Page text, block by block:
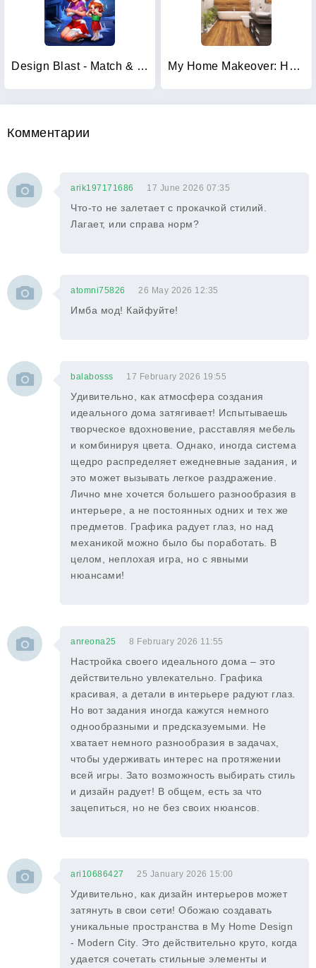
Design Blast - Match & Home My Home Makeover: House Design
Комментарии
arik197171686 17 June 2026 07:35
Что-то не залетает с прокачкой стилий.
Лагает, или справа норм?
atomni75826 26 May 2026 12:35
Имба мод! Кайфуйте!
balabosss 17 February 2026 19:55
Удивительно, как атмосфера создания
идеального дома затягивает! Испытываешь
творческое вдохновение, расставляя мебель
и комбинируя цвета. Однако, иногда система
щедро распределяет ежедневные задания, и
это может вызывать легкое раздражение.
Лично мне хочется большего разнообразия в
интерьере, а не постоянных одних и тех же
предметов. Графика радует глаз, но над
механикой можно было бы поработать. В
целом, неплохая игра, но с явными
нюансами!
anreona25 8 February 2026 11:55
Настройка своего идеального дома – это
действительно увлекательно. Графика
красивая, а детали в интерьере радуют глаз.
Но вот задания иногда кажутся немного
однообразными и предсказуемыми. Не
хватает немного разнообразия в задачах,
чтобы удерживать интерес на протяжении
всей игры. Зато возможность выбирать стиль
и дизайн радует! В общем, есть за что
зацепиться, но не без своих нюансов.
ari10686427 25 January 2026 15:00
Удивительно, как дизайн интерьеров может
затянуть в свои сети! Обожаю создавать
уникальные пространства в My Home Design
- Modern City. Это действительно круто, когда
удается сочетать стильные элементы и